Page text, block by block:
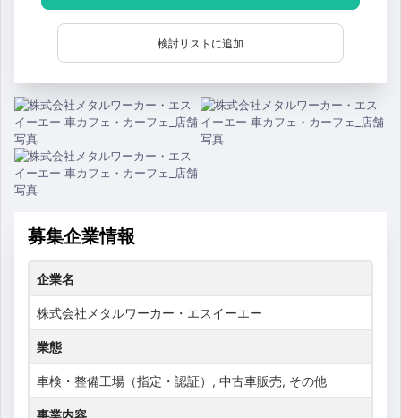
検討リストに追加
募集企業情報
企業名
株式会社メタルワーカー・エスイーエー
業態
車検・整備工場（指定・認証）, 中古車販売, その他
事業内容